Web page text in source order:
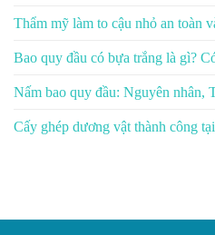
Thẩm mỹ làm to cậu nhỏ an toàn
Bao quy đầu có bựa trắng là gì?
Nấm bao quy đầu: Nguyên nhân,
Cấy ghép dương vật thành công